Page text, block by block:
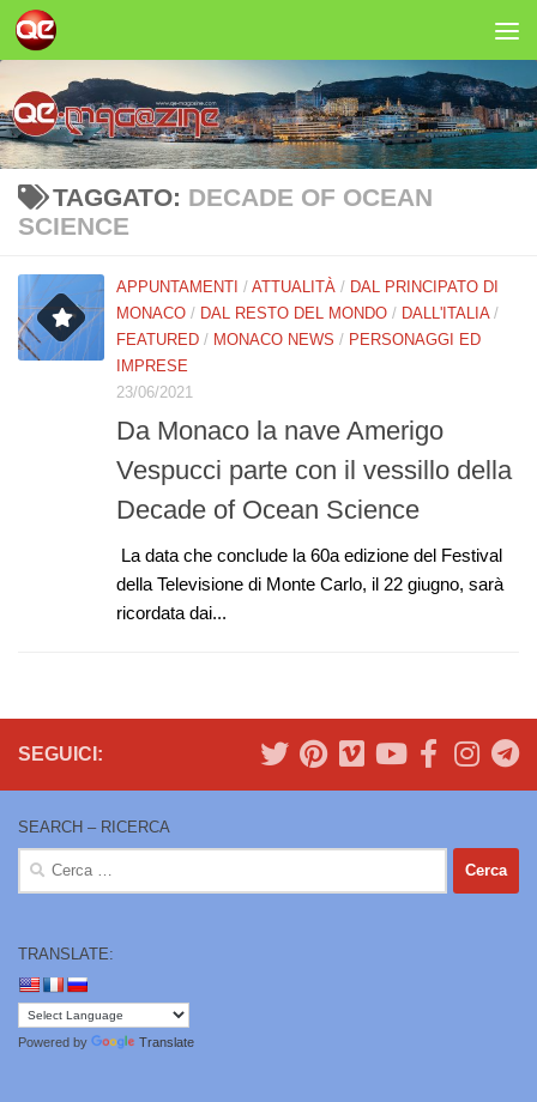
Salta al contenuto
TAGGATO: DECADE OF OCEAN
SCIENCE
APPUNTAMENTI / ATTUALITÀ / DAL PRINCIPATO DI
MONACO / DAL RESTO DEL MONDO / DALL'ITALIA/
FEATURED / MONACO NEWS / PERSONAGGI ED
IMPRESE
23/06/2021
Da Monaco la nave Amerigo
Vespucci parte con il vessillo della
Decade of Ocean Science
​La data che conclude la 60a edizione del Festival
della Televisione di Monte Carlo, il 22 giugno, sarà
ricordata dai...
SEGUICI:
SEARCH – RICERCA
Ricerca
TRANSLATE:
Powered by Translate